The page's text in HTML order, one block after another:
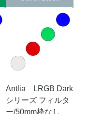
Antlia LRGB Dark
シリーズ フィルタ
ー/50mm枠なし